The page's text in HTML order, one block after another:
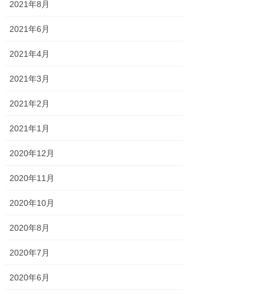
2021年8月
2021年6月
2021年4月
2021年3月
2021年2月
2021年1月
2020年12月
2020年11月
2020年10月
2020年8月
2020年7月
2020年6月